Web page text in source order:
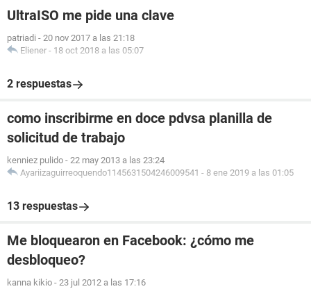
UltraISO me pide una clave
patriadi - 20 nov 2017 a las 21:18
Eliener - 18 oct 2018 a las 05:07
2 respuestas
como inscribirme en doce pdvsa planilla de
solicitud de trabajo
kenniez pulido - 22 may 2013 a las 23:24
Ayariizaguirreoquendo1145631504246009541 - 8 ene 2019 a las 01:05
13 respuestas
Me bloquearon en Facebook: ¿cómo me
desbloqueo?
kanna kikio - 23 jul 2012 a las 17:16